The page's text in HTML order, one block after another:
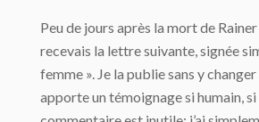
Peu de jours après la mort de
recevais la lettre suivante, signée
femme ». Je la publie sans y
apporte un témoignage si humain,